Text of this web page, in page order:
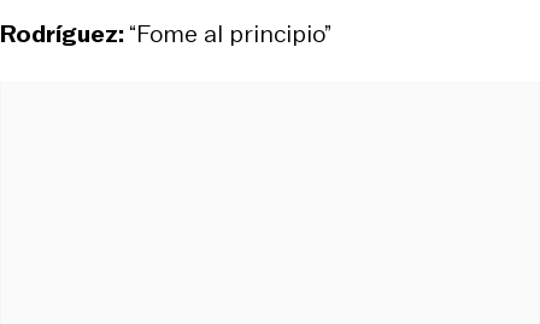
Rodríguez:“Fome al principio”